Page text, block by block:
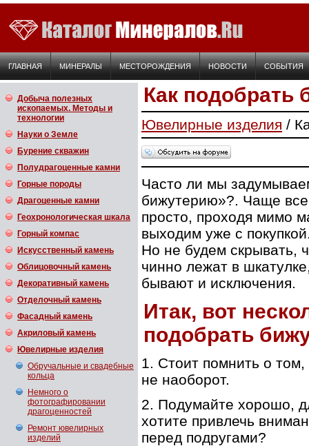
ГЛАВНАЯ МИНЕРАЛЫ МЕСТОРОЖДЕНИЯ НОВОСТИ СОБЫТИЯ
Добыча полезных
ископаемых. Методы и
технологии
Науки о Земле
Бурение скважин
Полудрагоценные камни
Горные породы
Драгоценные камни
Геохронологическая шкала
Горный компас
Искусственный камень
Облицовочный камень
Декоративный камень
Отделочный камень
Фасадный камень
Акриловый камень
Ювелирные изделия
Обручальные и свадебные
кольца
Немного о
фотографировании
драгоценностей
Ремонт ювелирных
изделий
Как подобрать
Ювелирные изделия /
Часто ли мы
бижутерию»?. Чаще
просто, проходя мимо
выходим уже с
Но не будем скрывать,
чинно лежат в
бывают и исключения.
Итак, вот
подобрать
1. Стоит помнить о
не наоборот.
2. Подумайте хорошо,
хотите привлечь
перед подругами?